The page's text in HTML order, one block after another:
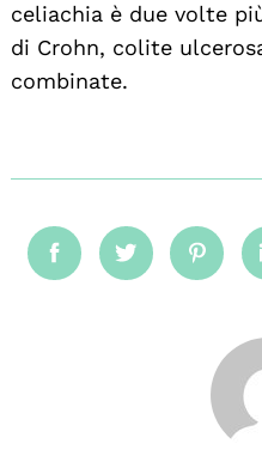
celiachia è due volte
di Crohn, colite
combinate.
FacebookTwitter